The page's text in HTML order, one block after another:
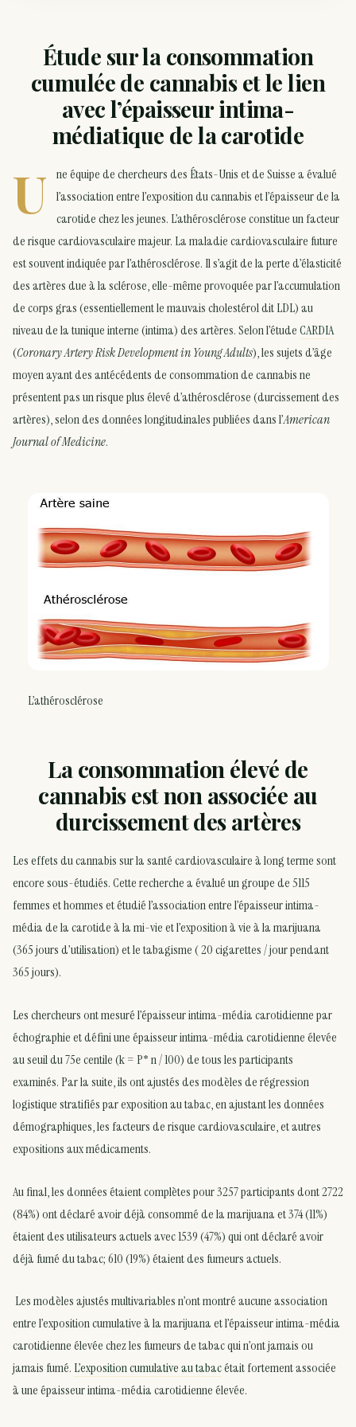
Étude sur la consommation
cumulée de cannabis et le lien
avec l’épaisseur intima-
médiatique de la carotide
U
ne équipe de chercheurs des États-Unis et de Suisse a évalué
l’association entre l’exposition du cannabis et l’épaisseur de la
carotide chez les jeunes. L’athérosclérose constitue un facteur
de risque cardiovasculaire majeur. La maladie cardiovasculaire future
est souvent indiquée par l’athérosclérose. Il s’agit de la perte d’élasticité
des artères due à la sclérose, elle-même provoquée par l’accumulation
de corps gras (essentiellement le mauvais cholestérol dit LDL) au
niveau de la tunique interne (intima) des artères. Selon l’étudeCARDIA
(Coronary Artery Risk Development in Young Adults), les sujets d’âge
moyen ayant des antécédents de consommation de cannabis ne
présentent pas un risque plus élevé d’athérosclérose (durcissement des
artères), selon des données longitudinales publiées dans l’American
Journal of Medicine.
L’athérosclérose
La consommation élevé de
cannabis est non associée au
durcissement des artères
Les effets du cannabis sur la santé cardiovasculaire à long terme sont
encore sous-étudiés. Cette recherche a évalué un groupe de 5115
femmes et hommes et étudié l’association entre l’épaisseur intima-
média de la carotide à la mi-vie et l’exposition à vie à la marijuana
(365 jours d’utilisation) et le tabagisme ( 20 cigarettes / jour pendant
365 jours).
Les chercheurs ont mesuré l’épaisseur intima-média carotidienne par
échographie et défini une épaisseur intima-média carotidienne élevée
au seuil du 75e centile (k = P* n / 100) de tous les participants
examinés. Par la suite, ils ont ajustés des modèles de régression
logistique stratifiés par exposition au tabac, en ajustant les données
démographiques, les facteurs de risque cardiovasculaire, et autres
expositions aux médicaments.
Au final, les données étaient complètes pour 3257 participants dont 2722
(84%) ont déclaré avoir déjà consommé de la marijuana et 374 (11%)
étaient des utilisateurs actuels avec 1539 (47%) qui ont déclaré avoir
déjà fumé du tabac; 610 (19%) étaient des fumeurs actuels.
Les modèles ajustés multivariables n’ont montré aucune association
entre l’exposition cumulative à la marijuana et l’épaisseur intima-média
carotidienne élevée chez les fumeurs de tabac qui n’ont jamais ou
jamais fumé. L’exposition cumulative au tabacétait fortement associée
à une épaisseur intima-média carotidienne élevée.